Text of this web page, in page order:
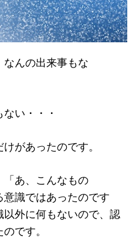
んの出来事もな
い・・・
があったのです。
あ、こんなもの
識ではあったのです
外に何もないので、認
です。